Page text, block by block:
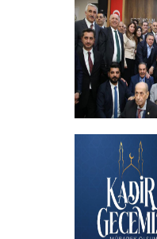
İftar
katılımıyla